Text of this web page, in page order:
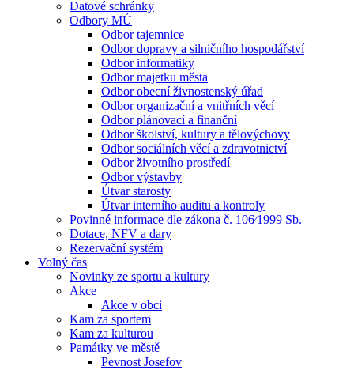
Datové schránky
Odbory MÚ
Odbor tajemnice
Odbor dopravy a silničního hospodářství
Odbor informatiky
Odbor majetku města
Odbor obecní živnostenský úřad
Odbor organizační a vnitřních věcí
Odbor plánovací a finanční
Odbor školství, kultury a tělovýchovy
Odbor sociálních věcí a zdravotnictví
Odbor životního prostředí
Odbor výstavby
Útvar starosty
Útvar interního auditu a kontroly
Povinné informace dle zákona č. 106⁄1999 Sb.
Dotace, NFV a dary
Rezervační systém
Volný čas
Novinky ze sportu a kultury
Akce
Akce v obci
Kam za sportem
Kam za kulturou
Památky ve městě
Pevnost Josefov